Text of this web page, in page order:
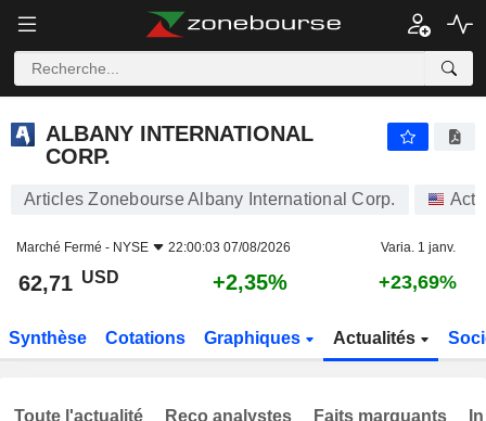
ALBANY INTERNATIONAL
CORP.
Articles Zonebourse Albany International Corp.
Marché Fermé - NYSE 22:00:03 07/08/2026 Varia. 1 janv.
62,71 USD +2,35% +23,69%
Synthèse Cotations Graphiques Actualités
Toute l'actualité Reco analystes Faits marquants